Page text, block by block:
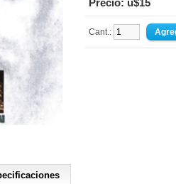
Precio: u$15
Cant.: